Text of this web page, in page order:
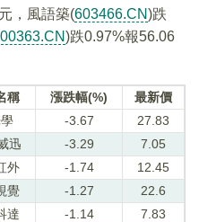
，風語築(603466.CN)跌
)跌0.97%報56.06
稱 漲跌幅(%)
最新價
-3.67
27.83
迅 -3.29
7.05
外 -1.74
12.45
覺 -1.27
22.6
達 -1.14
7.83